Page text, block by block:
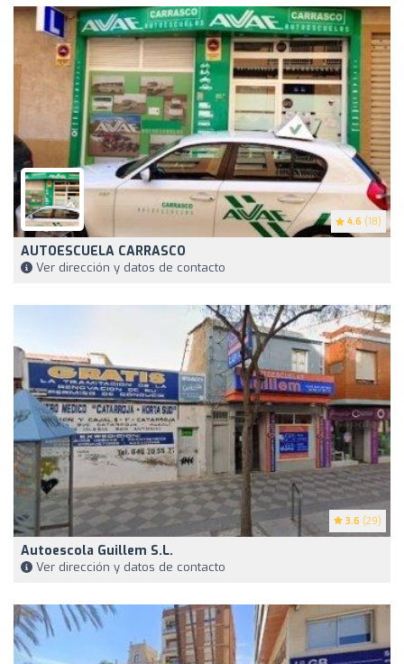
4.6 (18)
AUTOESCUELA CARRASCO
Ver dirección y datos de contacto
3.6 (29)
Autoescola Guillem S.L.
Ver dirección y datos de contacto